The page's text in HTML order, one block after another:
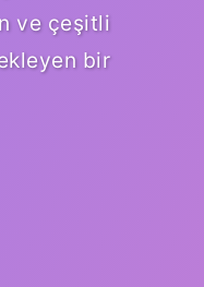
ve çeşitli
bir